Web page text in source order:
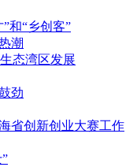
和“乡创客”
潮
态湾区发展
劲
省创新创业大赛工作